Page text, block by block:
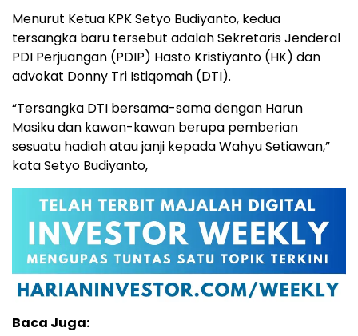
Menurut Ketua KPK Setyo Budiyanto, kedua
tersangka baru tersebut adalah Sekretaris Jenderal
PDI Perjuangan (PDIP) Hasto Kristiyanto (HK) dan
advokat Donny Tri Istiqomah (DTI).
“Tersangka DTI bersama-sama dengan Harun
Masiku dan kawan-kawan berupa pemberian
sesuatu hadiah atau janji kepada Wahyu Setiawan,”
kata Setyo Budiyanto,
Baca Juga: